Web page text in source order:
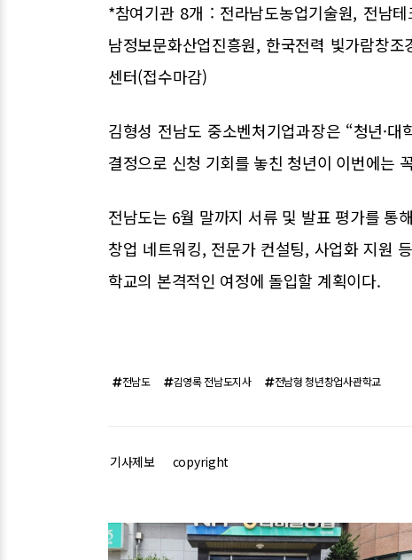
*참여기관 8개 : 전라남도농업기술원, 전남
남정보문화산업진흥원, 한국전력 빛가람창
센터(접수마감)
김형성 전남도 중소벤처기업과장은 “청년·
결정으로 신청 기회를 놓친 청년이 이번에는
전남도는 6월 말까지 서류 및 발표 평가를 통
창업 네트워킹, 전문가 컨설팅, 사업화 지원
학교의 본격적인 여정에 돌입할 계획이다.
전남도 김영록 전남도지사 전남형 청년창업사관학교
기사제보 copyright
관련기사